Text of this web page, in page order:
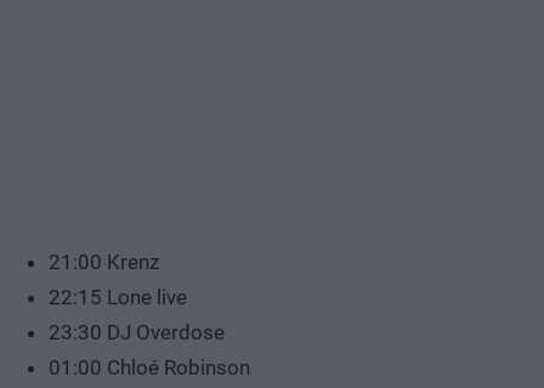
21:00 Krenz
22:15 Lone live
23:30 DJ Overdose
01:00 Chloé Robinson